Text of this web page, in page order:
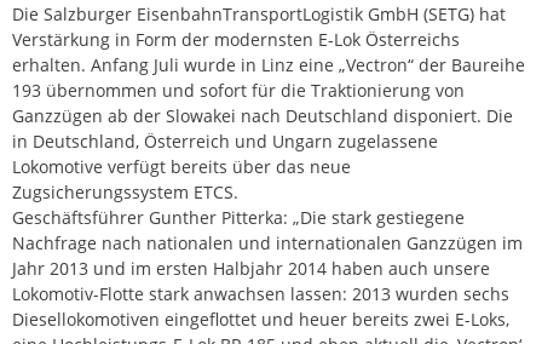
Die Salzburger EisenbahnTransportLogistik GmbH (SETG) hat
Verstärkung in Form der modernsten E-Lok Österreichs
erhalten. Anfang Juli wurde in Linz eine „Vectron“ der Baureihe
193 übernommen und sofort für die Traktionierung von
Ganzzügen ab der Slowakei nach Deutschland disponiert. Die
in Deutschland, Österreich und Ungarn zugelassene
Lokomotive verfügt bereits über das neue
Zugsicherungssystem ETCS.
Geschäftsführer Gunther Pitterka: „Die stark gestiegene
Nachfrage nach nationalen und internationalen Ganzzügen im
Jahr 2013 und im ersten Halbjahr 2014 haben auch unsere
Lokomotiv-Flotte stark anwachsen lassen: 2013 wurden sechs
Diesellokomotiven eingeflottet und heuer bereits zwei E-Loks,